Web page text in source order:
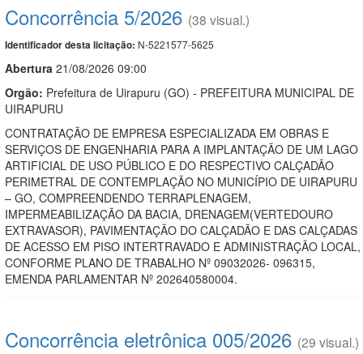
Concorrência 5/2026 (38 visual.)
Identificador desta licitação: N-5221577-5625
Abertura 21/08/2026 09:00
Orgão: Prefeitura de Uirapuru (GO) - PREFEITURA MUNICIPAL DE
UIRAPURU
CONTRATAÇÃO DE EMPRESA ESPECIALIZADA EM OBRAS E
SERVIÇOS DE ENGENHARIA PARA A IMPLANTAÇÃO DE UM LAGO
ARTIFICIAL DE USO PÚBLICO E DO RESPECTIVO CALÇADÃO
PERIMETRAL DE CONTEMPLAÇÃO NO MUNICÍPIO DE UIRAPURU
– GO, COMPREENDENDO TERRAPLENAGEM,
IMPERMEABILIZAÇÃO DA BACIA, DRENAGEM(VERTEDOURO
EXTRAVASOR), PAVIMENTAÇÃO DO CALÇADÃO E DAS CALÇADAS
DE ACESSO EM PISO INTERTRAVADO E ADMINISTRAÇÃO LOCAL,
CONFORME PLANO DE TRABALHO Nº 09032026- 096315,
EMENDA PARLAMENTAR Nº 202640580004.
Concorrência eletrônica 005/2026 (29 visual.)